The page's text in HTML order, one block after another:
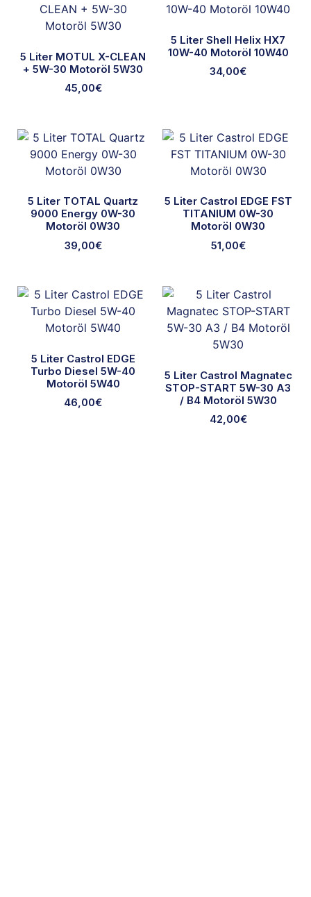
5 Liter MOTUL X-CLEAN
+ 5W-30 Motoröl 5W30
45,00€
5 Liter Shell Helix HX7
10W-40 Motoröl 10W40
34,00€
5 Liter TOTAL Quartz
9000 Energy 0W-30
Motoröl 0W30
39,00€
5 Liter Castrol EDGE FST
TITANIUM 0W-30
Motoröl 0W30
51,00€
5 Liter Castrol EDGE
Turbo Diesel 5W-40
Motoröl 5W40
46,00€
5 Liter Castrol Magnatec
STOP-START 5W-30 A3
/ B4 Motoröl 5W30
42,00€